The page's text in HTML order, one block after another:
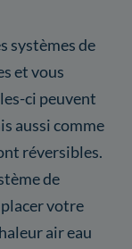
systèmes de
et vous
ci peuvent
aussi comme
réversibles.
de
votre
air eau